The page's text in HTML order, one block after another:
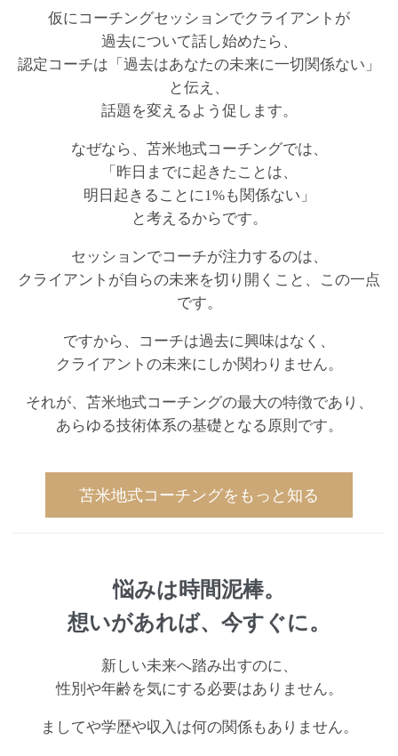
仮にコーチングセッションでクライアントが
過去について話し始めたら、
認定コーチは「過去はあなたの未来に一切関係ない」
と伝え、
話題を変えるよう促します。
なぜなら、苫米地式コーチングでは、
「昨日までに起きたことは、
明日起きることに1%も関係ない」
と考えるからです。
セッションでコーチが注力するのは、
クライアントが自らの未来を切り開くこと、この一点
です。
ですから、コーチは過去に興味はなく、
クライアントの未来にしか関わりません。
それが、苫米地式コーチングの最大の特徴であり、
あらゆる技術体系の基礎となる原則です。
苫米地式コーチングをもっと知る
悩みは時間泥棒。
想いがあれば、今すぐに。
新しい未来へ踏み出すのに、
性別や年齢を気にする必要はありません。
ましてや学歴や収入は何の関係もありません。